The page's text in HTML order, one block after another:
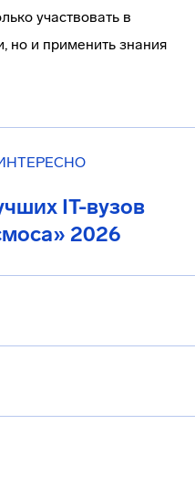
участвовать в
но и применить знания
IT-вузов
2026